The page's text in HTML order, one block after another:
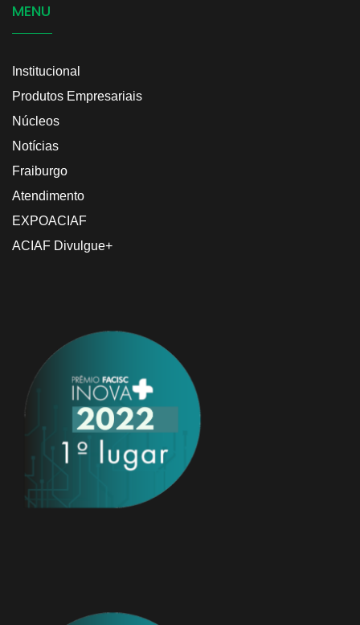
MENU
Institucional
Produtos Empresariais
Núcleos
Notícias
Fraiburgo
Atendimento
EXPOACIAF
ACIAF Divulgue+